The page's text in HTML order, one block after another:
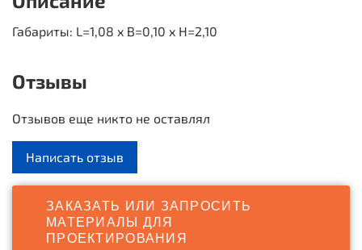
Габариты: L=1,08 x B=0,10 x H=2,10
Отзывы
Отзывов еще никто не оставлял
Написать отзыв
ЗАКАЗАТЬ ИЛИ ЗАПРОСИТЬ
МАТЕРИАЛЫ ДЛЯ
ПРОЕКТИРОВАНИЯ